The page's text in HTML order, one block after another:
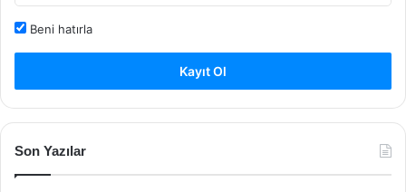
Beni hatırla
Kayıt Ol
Son Yazılar